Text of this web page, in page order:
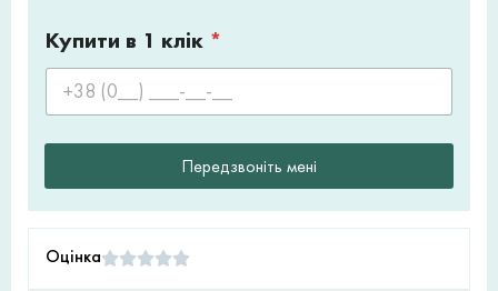
Купити в 1 клік *
Передзвоніть мені
Оцінка